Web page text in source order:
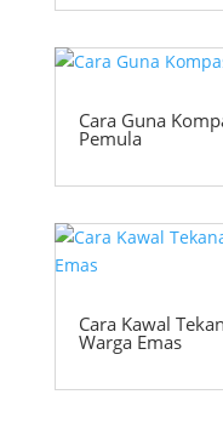
Cara Guna
Pemula
Cara Kawal
Warga Emas